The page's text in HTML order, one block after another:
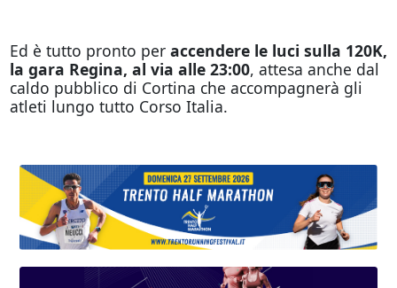
Ed è tutto pronto per accendere le luci sulla 120K,
la gara Regina, al via alle 23:00, attesa anche dal
caldo pubblico di Cortina che accompagnerà gli
atleti lungo tutto Corso Italia.